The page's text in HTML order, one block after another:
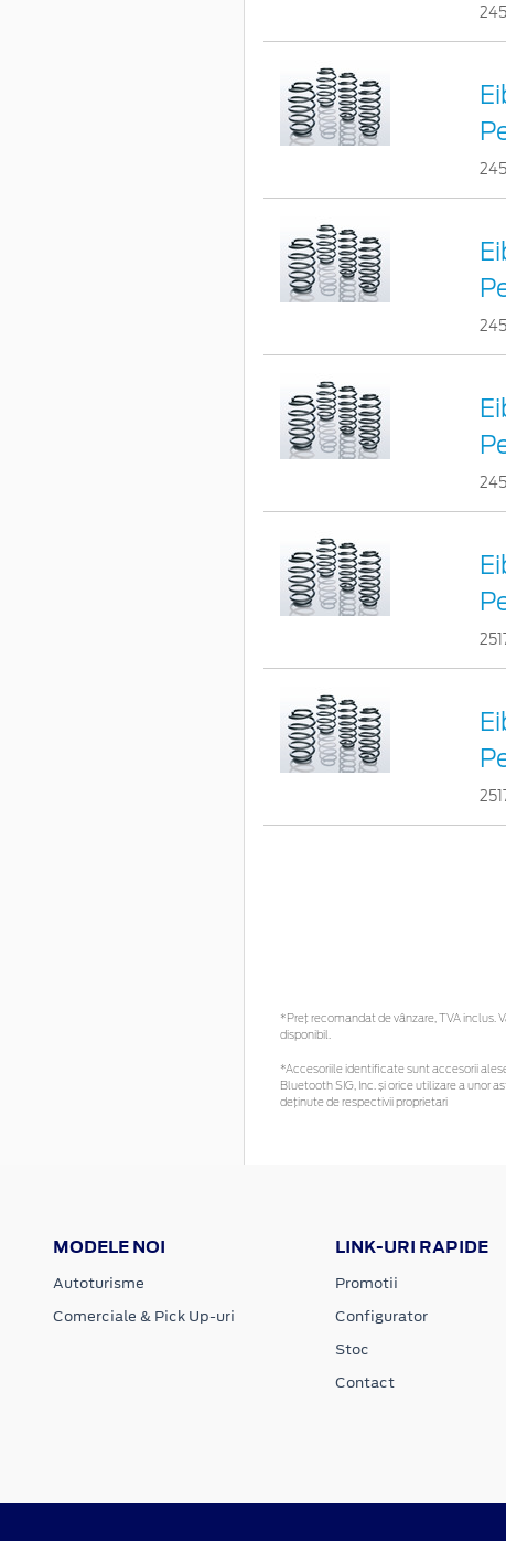
*Preţ recomandat de vânzare, TVA inclus.
disponibil.
*Accesoriile identificate sunt accesorii
Bluetooth SIG, Inc. și orice utilizare a unor
deținute de respectivii proprietari
MODELE NOI
Autoturisme
Comerciale & Pick Up-uri
LINK-URI RAPIDE
Promotii
Configurator
Stoc
Contact